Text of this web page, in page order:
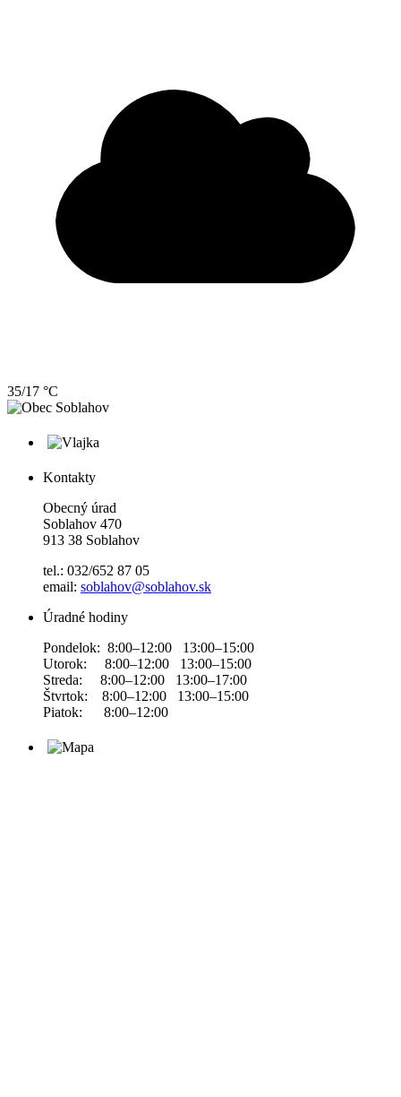
35/17 °C
Kontakty
Obecný úrad
Soblahov 470
913 38 Soblahov
tel.: 032/652 87 05
email: soblahov@soblahov.sk
Úradné hodiny
Pondelok: 8:00–12:00 13:00–15:00
Utorok: 8:00–12:00 13:00–15:00
Streda: 8:00–12:00 13:00–17:00
Štvrtok: 8:00–12:00 13:00–15:00
Piatok: 8:00–12:00